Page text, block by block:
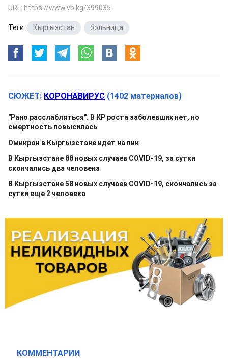
URL: https://www.vb.kg/399035
Теги: Кыргызстан больница
СЮЖЕТ: КОРОНАВИРУС (1402 материалов)
"Рано расслабляться". В КР роста заболевших нет, но
смертность повысилась
Омикрон в Кыргызстане идет на пик
В Кыргызстане 88 новых случаев COVID-19, за сутки
скончались два человека
В Кыргызстане 58 новых случаев COVID-19, скончались за
сутки еще 2 человека
КОММЕНТАРИИ